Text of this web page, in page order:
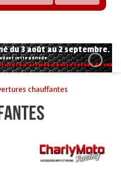
du 3 août au 2 septembre.
cette période.
ordre d'arrivée à notre retour de
chauffantes